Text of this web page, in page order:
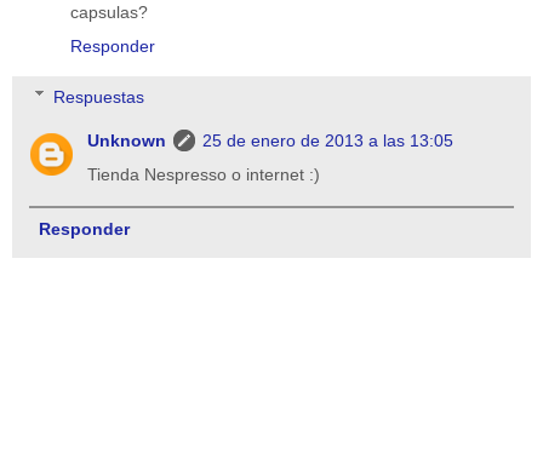
capsulas?
Responder
Respuestas
Unknown
25 de enero de 2013 a las 13:05
Tienda Nespresso o internet :)
Responder